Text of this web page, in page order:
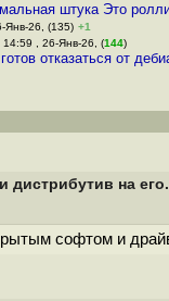
штука Это
Янв-26, (135) +1
14:59 , 26-Янв-26, (144)
отказаться от
дистрибутив на
софтом и